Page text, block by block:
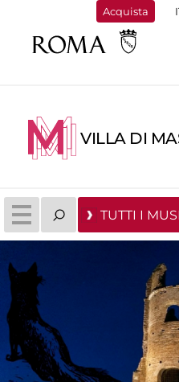
Acquista
VILLA DI
TUTTI I